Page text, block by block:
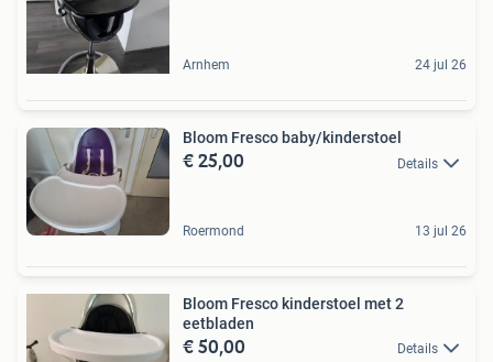
Arnhem 24 jul 26
Bloom Fresco baby/kinderstoel
€ 25,00 Details
Roermond 13 jul 26
Bloom Fresco kinderstoel met 2
eetbladen
€ 50,00 Details